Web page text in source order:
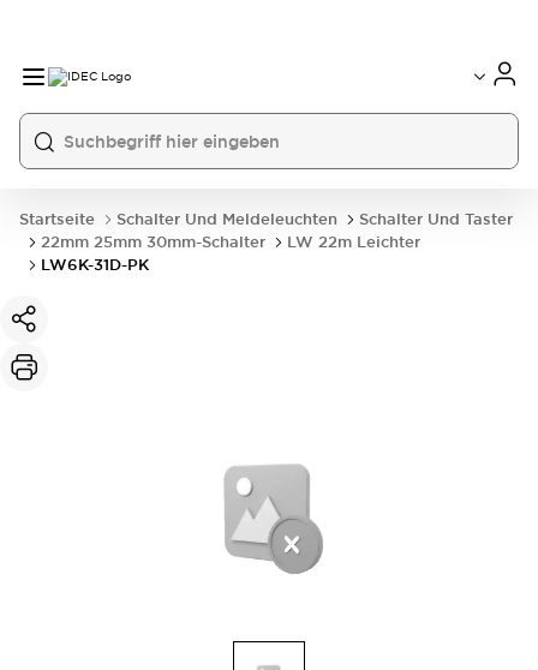
Startseite Schalter Und Meldeleuchten
Schalter Und Taster
22mm 25mm 30mm-Schalter
LW 22m Leichter
LW6K-31D-PK